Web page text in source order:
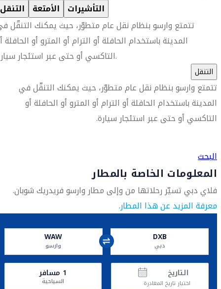
التنقل الأمتعة التأشيرات
تتمتع وارسو بنظام نقل عام متطوّر، حيث يمكنك التنقّل
المدينة باستخدام الحافلة أو الترام أو المترو أو الحافلة
التاكسي أو حتى عبر استئجار سيارة.
التنقل
تتمتع وارسو بنظام نقل عام متطوّر، حيث يمكنك التنقّل في
المدينة باستخدام الحافلة أو الترام أو المترو أو الحافلة أو
التاكسي أو حتى عبر استئجار سيارة.
البحث
المعلومات الخاصة بالمطار
فلاي دبي تسيّر رحلاتها من وإلى مطار وارسو فريدريك شوبان.
معرفة المزيد عن هذا المطار.
DXB
دبي
WAW
وارسو
التاريخ
اختيار تاريخ المغادرة
1 مسافر
السياحية